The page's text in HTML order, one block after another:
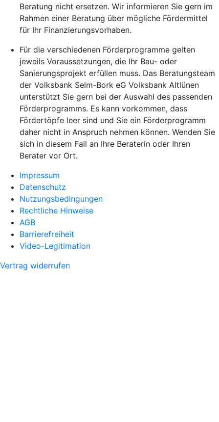
Beratung nicht ersetzen. Wir informieren Sie gern im
Rahmen einer Beratung über mögliche Fördermittel
für Ihr Finanzierungsvorhaben.
Für die verschiedenen Förderprogramme gelten
jeweils Voraussetzungen, die Ihr Bau- oder
Sanierungsprojekt erfüllen muss. Das Beratungsteam
der Volksbank Selm-Bork eG Volksbank Altlünen
unterstützt Sie gern bei der Auswahl des passenden
Förderprogramms. Es kann vorkommen, dass
Fördertöpfe leer sind und Sie ein Förderprogramm
daher nicht in Anspruch nehmen können. Wenden Sie
sich in diesem Fall an Ihre Beraterin oder Ihren
Berater vor Ort.
Impressum
Datenschutz
Nutzungsbedingungen
Rechtliche Hinweise
AGB
Barrierefreiheit
Video-Legitimation
Vertrag widerrufen